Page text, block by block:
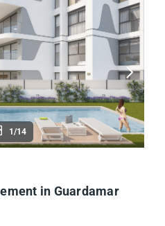
1/14
in Guardamar